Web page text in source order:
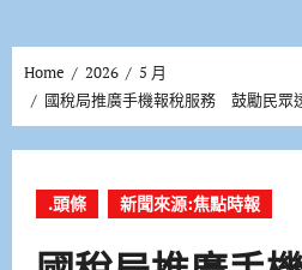
Home 2026
5 月
國稅局推廣手機報稅服務 鼓勵民眾
.頭條 新聞來源:焦點時報